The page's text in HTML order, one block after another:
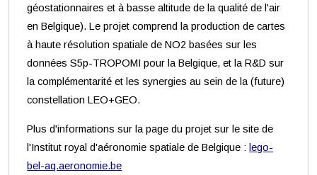
géostationnaires et à basse altitude de la qualité de l'air
en Belgique). Le projet comprend la production de cartes
à haute résolution spatiale de NO2 basées sur les
données S5p-TROPOMI pour la Belgique, et la R&D sur
la complémentarité et les synergies au sein de la (future)
constellation LEO+GEO.
Plus d'informations sur la page du projet sur le site de
l'Institut royal d'aéronomie spatiale de Belgique : lego-
bel-aq.aeronomie.be